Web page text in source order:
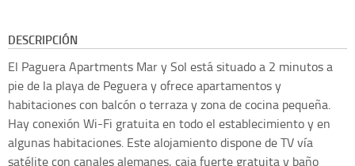
DESCRIPCIÓN
El Paguera Apartments Mar y Sol está situado a 2 minutos a
pie de la playa de Peguera y ofrece apartamentos y
habitaciones con balcón o terraza y zona de cocina pequeña.
Hay conexión Wi-Fi gratuita en todo el establecimiento y en
algunas habitaciones. Este alojamiento dispone de TV vía
satélite con canales alemanes, caja fuerte gratuita y baño